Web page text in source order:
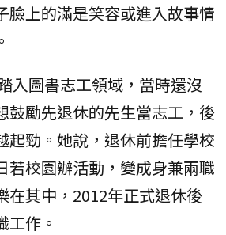
臉上的滿是笑容或進入故事情
入圖書志工領域，當時還沒
鼓勵先退休的先生當志工，後
起勁。她說，退休前擔任學校
若校園辦活動，變成身兼兩職
在其中，2012年正式退休後
工作。